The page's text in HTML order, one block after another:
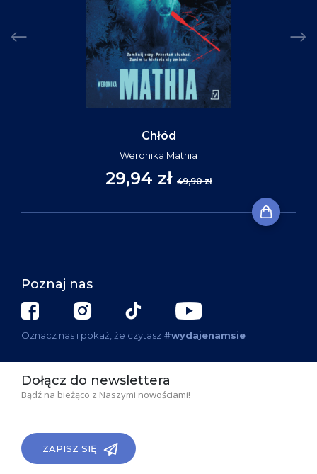
Chłód
Weronika Mathia
29,94 zł 49,90 zł
Poznaj nas
Oznacz nas i pokaż, że czytasz #wydajenamsie
Dołącz do newslettera
Bądź na bieżąco z Naszymi nowościami!
ZAPISZ SIĘ